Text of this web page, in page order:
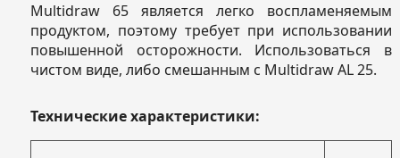
Multidraw 65 является легко воспламеняемым
продуктом, поэтому требует при использовании
повышенной осторожности. Использоваться в
чистом виде, либо смешанным с Multidraw AL 25.
Технические характеристики: